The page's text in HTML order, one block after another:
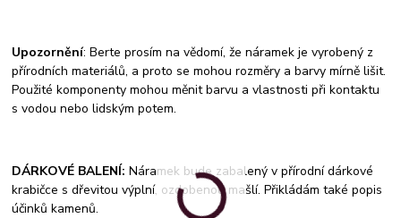
Upozornění: Berte prosím na vědomí, že náramek je vyrobený z
přírodních materiálů, a proto se mohou rozměry a barvy mírně lišit.
Použité komponenty mohou měnit barvu a vlastnosti při kontaktu
s vodou nebo lidským potem.
DÁRKOVÉ BALENÍ: Náramek bude zabalený v přírodní dárkové
krabičce s dřevitou výplní, ozdobenou mašlí. Přikládám také popis
účinků kamenů.